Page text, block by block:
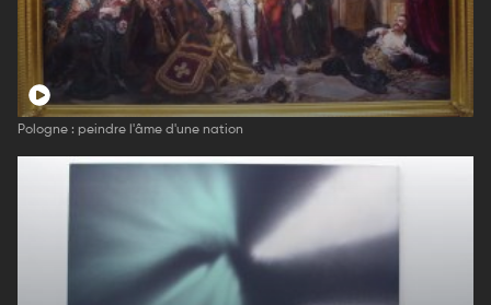
Pologne : peindre l'âme d'une nation